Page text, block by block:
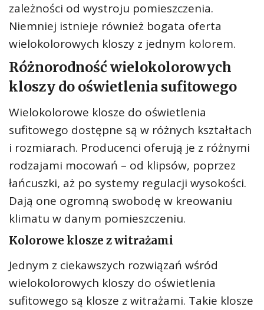
zależności od wystroju pomieszczenia.
Niemniej istnieje również bogata oferta
wielokolorowych kloszy z jednym kolorem.
Różnorodność wielokolorowych
kloszy do oświetlenia sufitowego
Wielokolorowe klosze do oświetlenia
sufitowego dostępne są w różnych kształtach
i rozmiarach. Producenci oferują je z różnymi
rodzajami mocowań – od klipsów, poprzez
łańcuszki, aż po systemy regulacji wysokości.
Dają one ogromną swobodę w kreowaniu
klimatu w danym pomieszczeniu.
Kolorowe klosze z witrażami
Jednym z ciekawszych rozwiązań wśród
wielokolorowych kloszy do oświetlenia
sufitowego są klosze z witrażami. Takie klosze